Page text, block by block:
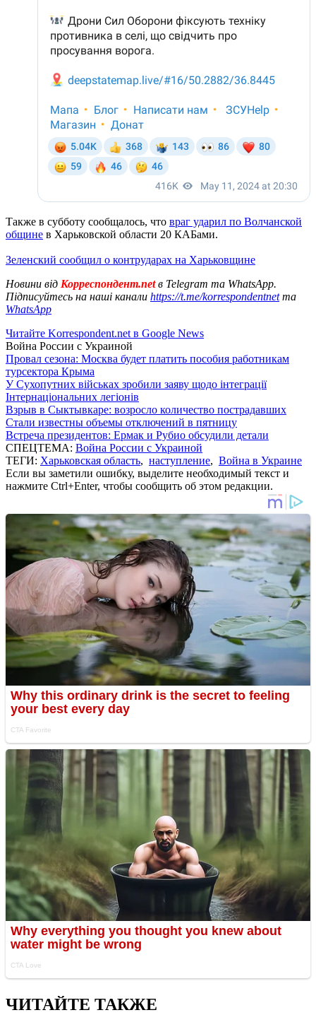
Также в субботу сообщалось, что враг ударил по Волчанской
общине в Харьковской области 20 КАБами.
Зеленский сообщил о контрударах на Харьковщине
Новини від Корреспондент.netв Telegram та WhatsApp.
Підписуйтесь на наші канали https://t.me/korrespondentnetта
WhatsApp
Читайте Korrespondent.net в Google News
Война России с Украиной
Провал сезона: Москва будет платить пособия работникам
турсектора Крыма
У Сухопутних військах зробили заяву щодо інтеграції
Інтернаціональних легіонів
Взрыв в Сыктывкаре: возросло количество пострадавших
Стали известны объемы отключений в пятницу
Встреча президентов: Ермак и Рубио обсудили детали
СПЕЦТЕМА: Война России с Украиной
ТЕГИ: Харьковская область, наступление, Война в Украине
Если вы заметили ошибку, выделите необходимый текст и
нажмите Ctrl+Enter, чтобы сообщить об этом редакции.
ЧИТАЙТЕ ТАКЖЕ